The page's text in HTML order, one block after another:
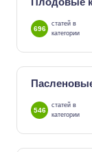
696
статей в
категории
546
статей в
категории